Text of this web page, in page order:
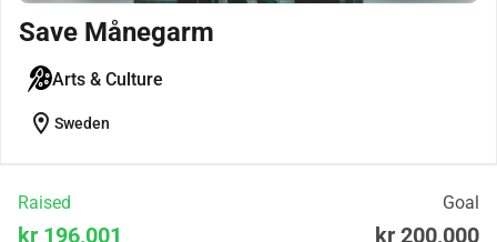
Save Månegarm
Arts & Culture
location_on Sweden
Raised Goal
kr 196,001 kr 200,000